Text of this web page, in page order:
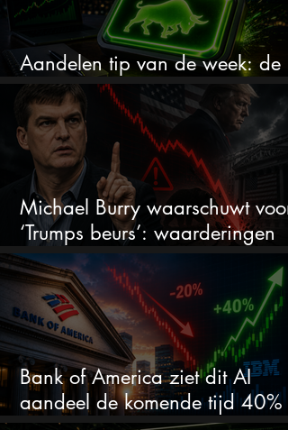
Aandelen tip van de week: de
markt onderschat dit AI-bedrijf
Michael Burry waarschuwt voor
‘Trumps beurs’: waarderingen
doen er niet meer toe
Bank of America ziet dit AI
aandeel de komende tijd 40%